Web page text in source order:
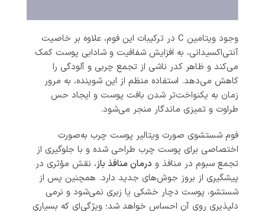
وجود ویتامین C در ترکیبات این فوم، علاوه بر خاصیت
آنتی‌اکسیدانی، به افزایش شفافیت و شادابی پوست کمک
می‌کند و ظاهر کدر ناشی از تجمع چربی و آلودگی را
کاهش می‌دهد. استفاده منظم از این شوینده، به مرور
زمان به یکنواخت‌تر شدن بافت پوست و ایجاد حس
طراوت و تمیزی ماندگار منجر می‌شود.
فوم شستشوی صورت ویتالیر پوست چرب به‌صورت
اختصاصی برای پوست چرب طراحی شده و با جلوگیری از
تجمع سبوم در منافذ و درمان منافذ باز، نقش مؤثری در
پیشگیری از بروز جوش‌های جدید دارد. همچنین پس از
شستشو، پوست دچار خشکی یا زبری نمی‌شود و نرمی
دلپذیری روی آن احساس خواهد شد؛ ویژگی‌ای که بسیاری